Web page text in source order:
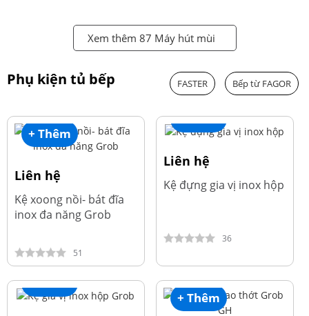
Xem thêm 87 Máy hút mùi
Phụ kiện tủ bếp FASTER Bếp từ FAGOR
+ Thêm
Liên hệ
Kệ xoong nồi- bát đĩa
inox đa năng Grob
51
+ Thêm
Liên hệ
Kệ đựng gia vị inox hộp
36
+ Thêm
+ Thêm